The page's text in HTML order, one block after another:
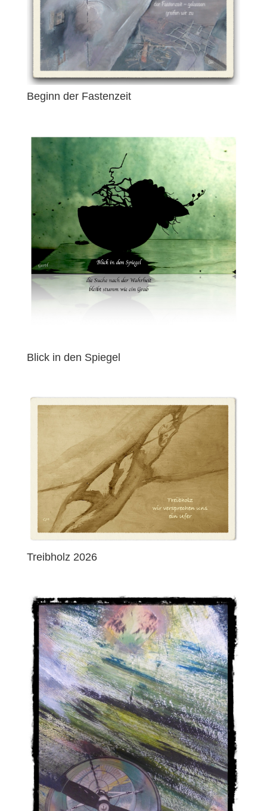
Beginn der Fastenzeit
Blick in den Spiegel
Treibholz 2026